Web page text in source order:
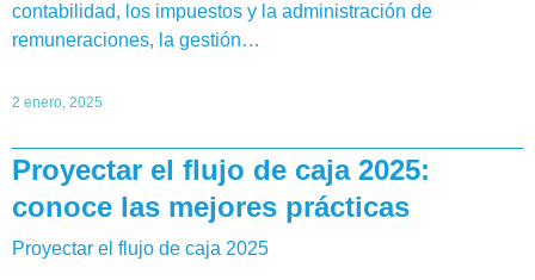
contabilidad, los impuestos y la administración de
remuneraciones, la gestión…
2 enero, 2025
Proyectar el flujo de caja 2025:
conoce las mejores prácticas
Proyectar el flujo de caja 2025